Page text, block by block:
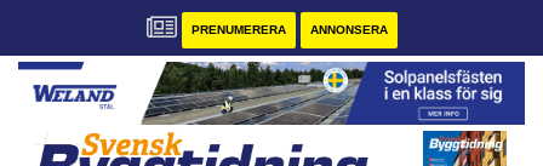
PRENUMERERA ANNONSERA